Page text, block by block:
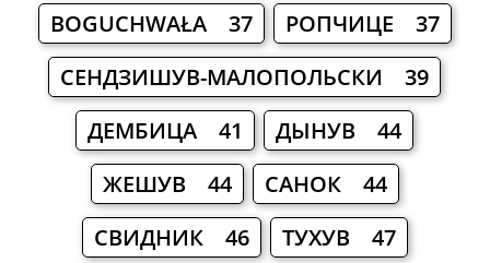
BOGUCHWAŁA 37
РОПЧИЦЕ 37
СЕНДЗИШУВ-МАЛОПОЛЬСКИ 39
ДЕМБИЦА 41
ДЫНУВ 44
ЖЕШУВ 44
САНОК 44
СВИДНИК 46
ТУХУВ 47